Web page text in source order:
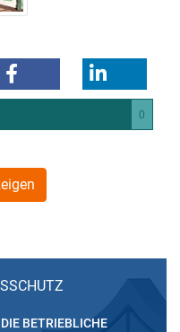
0
BETRIEBLICHE